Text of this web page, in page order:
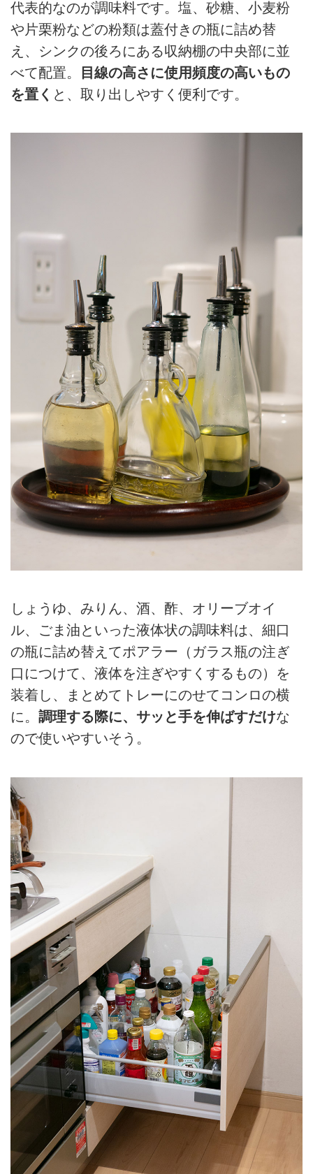
代表的なのが調味料です。塩、砂糖、小麦粉
や片栗粉などの粉類は蓋付きの瓶に詰め替
え、シンクの後ろにある収納棚の中央部に並
べて配置。
目線の高さに使用頻度の高いもの
を置く と、取り出しやすく便利です。
しょうゆ、みりん、酒、酢、オリーブオイ
ル、ごま油といった液体状の調味料は、細口
の瓶に詰め替えてポアラー（ガラス瓶の注ぎ
口につけて、液体を注ぎやすくするもの）を
装着し、まとめてトレーにのせてコンロの横
に。 調理する際に、サッと手を伸ばすだけな
ので使いやすいそう。